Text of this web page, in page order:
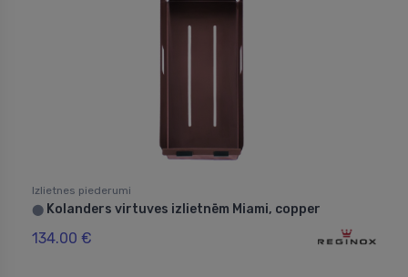
Izlietnes piederumi
⬤ Kolanders virtuves izlietnēm Miami, copper
134.00 €